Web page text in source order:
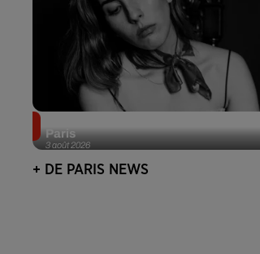
3 août 2026
Paris
+ DE PARIS NEWS